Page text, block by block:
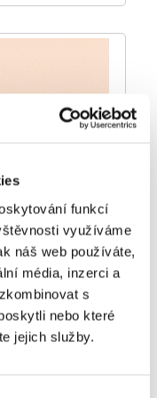
funkcí
využíváme
náš web používáte,
média, inzerci a
s
nebo které
jejich služby.
– krémová
porch
tuhost •
se pro tisk
barevných